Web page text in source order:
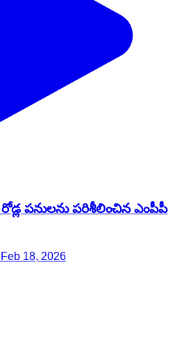
పనులను పరిశీలించిన ఎంపీపీ
18, 2026